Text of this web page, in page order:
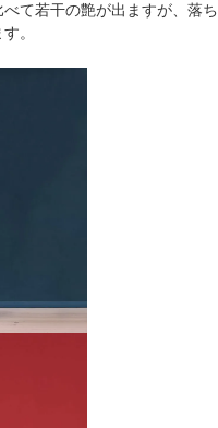
て若干の艶が出ますが、落ち
。